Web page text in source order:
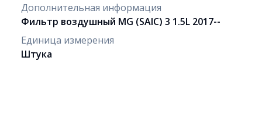
Дополнительная информация
Фильтр воздушный MG (SAIC) 3 1.5L 2017--
Единица измерения
Штука